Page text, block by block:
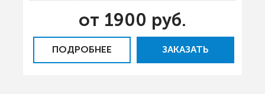
от 1900 руб.
ПОДРОБНЕЕ ЗАКАЗАТЬ